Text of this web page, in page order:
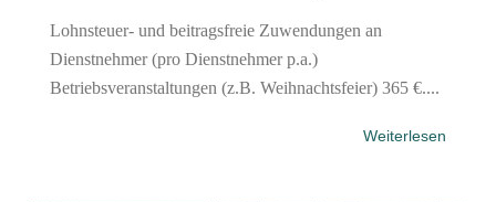
Lohnsteuer- und beitragsfreie Zuwendungen an
Dienstnehmer (pro Dienstnehmer p.a.)
Betriebsveranstaltungen (z.B. Weihnachtsfeier) 365 €....
Weiterlesen